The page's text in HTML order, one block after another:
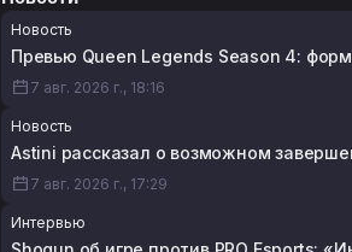
Новость
Превью Queen Legends Season 4:
7 авг. 2026 г., 18:16
Новость
Astini рассказал о возможном
7 авг. 2026 г., 17:29
Интервью